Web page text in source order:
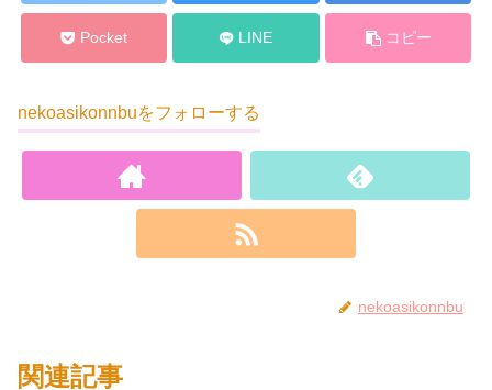
Pocket LINE コピー
nekoasikonnbuをフォローする
nekoasikonnbu
関連記事